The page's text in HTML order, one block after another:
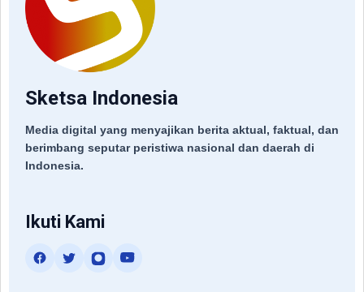
Sketsa Indonesia
Media digital yang menyajikan berita aktual, faktual, dan
berimbang seputar peristiwa nasional dan daerah di
Indonesia.
Ikuti Kami